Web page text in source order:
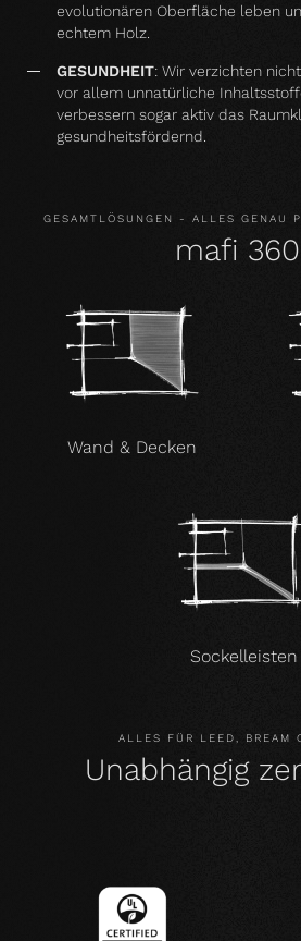
evolutionären Oberfläche leben
echtem Holz.
GESUNDHEIT: Wir verzichten
vor allem unnatürliche
verbessern sogar aktiv das
gesundheitsfördernd.
GESAMTLÖSUNGEN - ALLES GENAU
mafi
Wand & Decken
Sockelleisten
ALLES FÜR LEED, BREAM
Unabhängig